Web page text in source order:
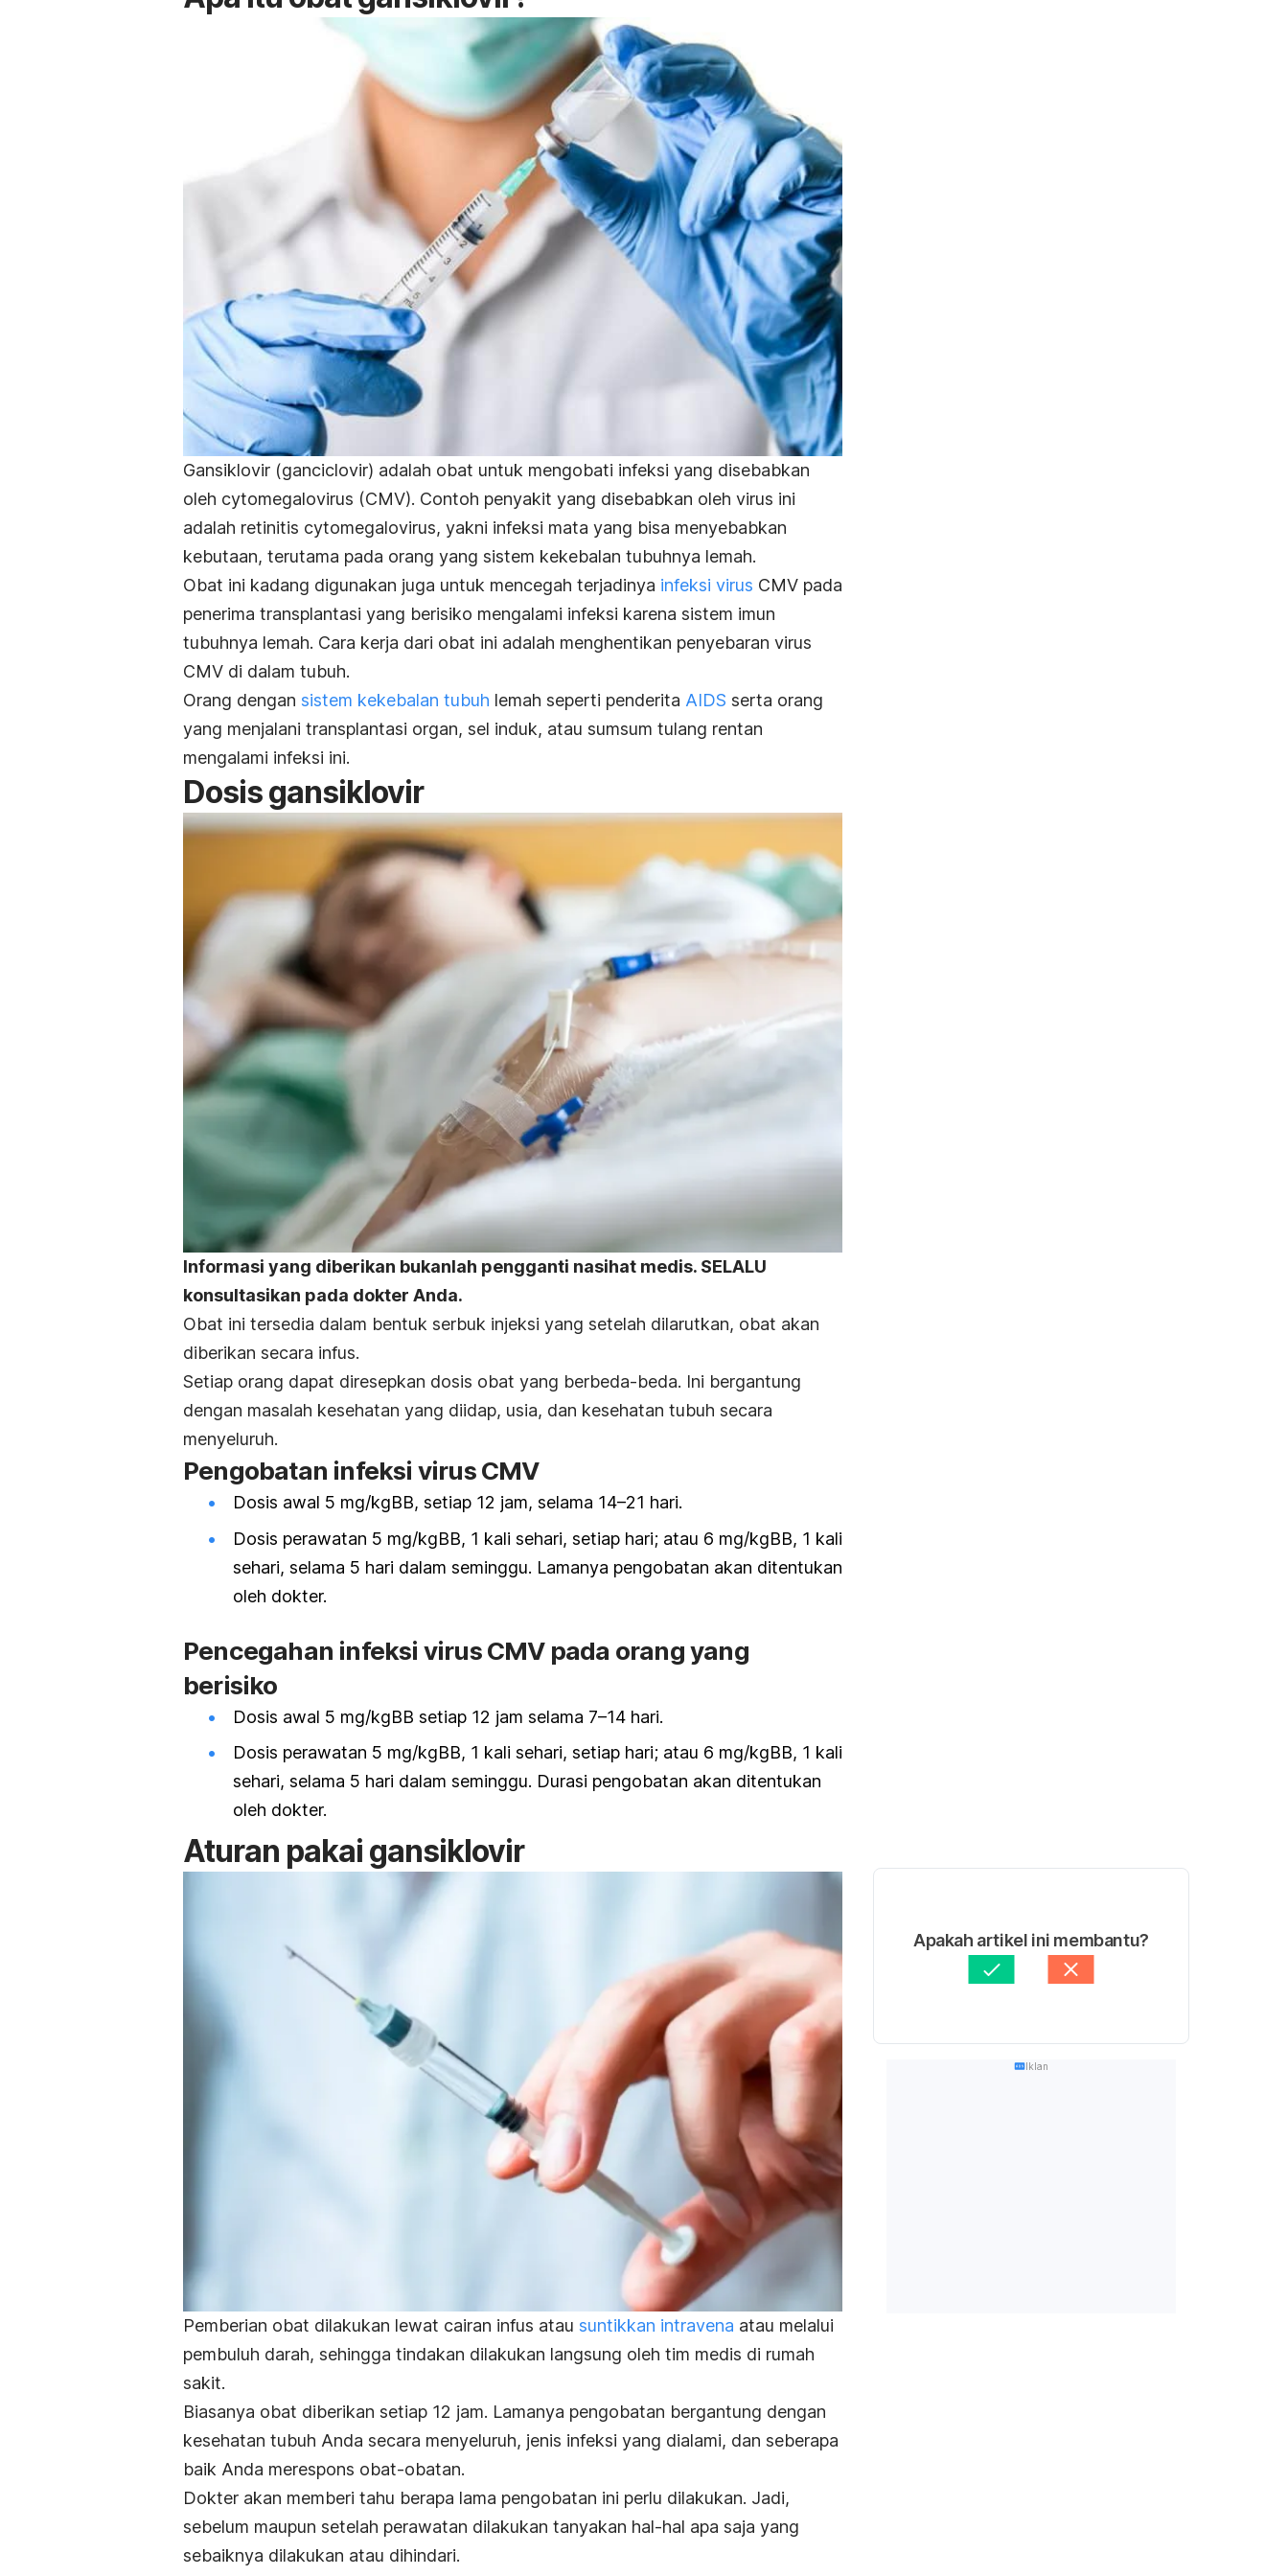
Gansiklovir (ganciclovir) adalah obat untuk mengobati infeksi yang disebabkan
oleh cytomegalovirus (CMV). Contoh penyakit yang disebabkan oleh virus ini
adalah retinitis cytomegalovirus, yakni infeksi mata yang bisa menyebabkan
kebutaan, terutama pada orang yang sistem kekebalan tubuhnya lemah.
Obat ini kadang digunakan juga untuk mencegah terjadinya infeksi virus CMV pada
penerima transplantasi yang berisiko mengalami infeksi karena sistem imun
tubuhnya lemah. Cara kerja dari obat ini adalah menghentikan penyebaran virus
CMV di dalam tubuh.
Orang dengan sistem kekebalan tubuh lemah seperti penderita AIDS serta orang
yang menjalani transplantasi organ, sel induk, atau sumsum tulang rentan
mengalami infeksi ini.
Dosis gansiklovir
Informasi yang diberikan bukanlah pengganti nasihat medis. SELALU
konsultasikan pada dokter Anda.
Obat ini tersedia dalam bentuk serbuk injeksi yang setelah dilarutkan, obat akan
diberikan secara infus.
Setiap orang dapat diresepkan dosis obat yang berbeda-beda. Ini bergantung
dengan masalah kesehatan yang diidap, usia, dan kesehatan tubuh secara
menyeluruh.
Pengobatan infeksi virus CMV
Dosis awal 5 mg/kgBB, setiap 12 jam, selama 14–21 hari.
Dosis perawatan 5 mg/kgBB, 1 kali sehari, setiap hari; atau 6 mg/kgBB, 1 kali
sehari, selama 5 hari dalam seminggu. Lamanya pengobatan akan ditentukan
oleh dokter.
Pencegahan infeksi virus CMV pada orang yang
berisiko
Dosis awal 5 mg/kgBB setiap 12 jam selama 7–14 hari.
Dosis perawatan 5 mg/kgBB, 1 kali sehari, setiap hari; atau 6 mg/kgBB, 1 kali
sehari, selama 5 hari dalam seminggu. Durasi pengobatan akan ditentukan
oleh dokter.
Aturan pakai gansiklovir
Pemberian obat dilakukan lewat cairan infus atau suntikkan intravena atau melalui
pembuluh darah, sehingga tindakan dilakukan langsung oleh tim medis di rumah
sakit.
Biasanya obat diberikan setiap 12 jam. Lamanya pengobatan bergantung dengan
kesehatan tubuh Anda secara menyeluruh, jenis infeksi yang dialami, dan seberapa
baik Anda merespons obat-obatan.
Dokter akan memberi tahu berapa lama pengobatan ini perlu dilakukan. Jadi,
sebelum maupun setelah perawatan dilakukan tanyakan hal-hal apa saja yang
sebaiknya dilakukan atau dihindari.
Apakah artikel ini membantu?
Iklan